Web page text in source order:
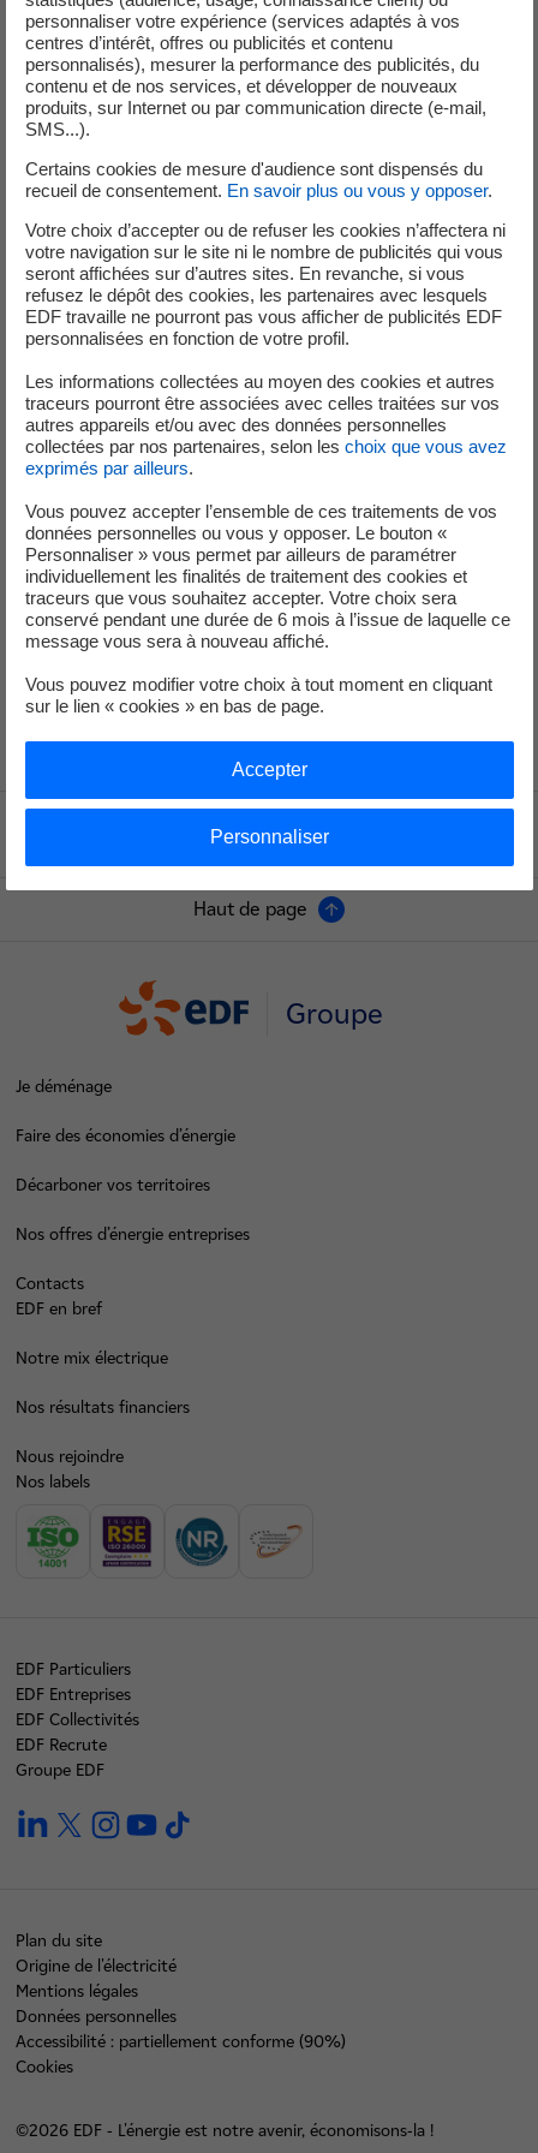
partiellement. L’analyse réalisée à l’issue de ce constat met en
évidence un caractère générique de la réalisation partielle des
contrôles sur ces tuyauteries, applicable à certains réacteurs du
palier 900 MWe du parc nucléaire. Cet évènement a fait l’objet
d’une déclaration auprès de l’autorité de sûreté nucléaire et de
radioprotection le 16 juillet 2024.Par la suite, une instruction
réalisée auprès des réacteurs 900 MWe démontre que l’anomalie
relative à la réalisation partielle des contrôles des tuyauteries
auxiliaires du circuit primaire concerne également les contrôles
réalisés sur trois autres types de tuyauteries (les tuyauteries
principales du circuit primaire, les tuyauteries du circuit
d’alimentation de secours des générateurs de vapeur et les
tuyauteries principales du circuit secondaire), sur une partie des
réacteurs du palier 900 MWe.Ces contrôles seront intégralement
réalisés lors des prochains arrêts pour maintenance de chaque
réacteur concerné.Il n’y a eu aucune conséquence réelle sur la
concernés aptes à assurer leur fonction. Toutefois, cet évènement a
conduit EDF à déclarer à l’autorité de sûreté nucléaire et de
radioprotection, le 17 janvier 2025, un événement significatif pour la
sûreté à caractère générique au niveau 0 de l’échelle INES, qui en
compte 7, pour les réacteurs des centrales nucléaires de Blayais,
Laurent.
Haut de page
Groupe
Je déménage
Faire des économies d’énergie
Décarboner vos territoires
Nos offres d’énergie entreprises
Contacts
EDF en bref
Notre mix électrique
Nos résultats financiers
Nous rejoindre
Nos labels
EDF Particuliers
EDF Entreprises
EDF Collectivités
EDF Recrute
Groupe EDF
linkedintwitterinstagramyoutube
Plan du site
Origine de l'électricité
Mentions légales
Données personnelles
Accessibilité : partiellement conforme (90%)
Cookies
©2026 EDF - L'énergie est notre avenir, économisons-la !
personnaliser votre expérience (services adaptés à vos
centres d’intérêt, offres ou publicités et contenu
personnalisés), mesurer la performance des publicités, du
contenu et de nos services, et développer de nouveaux
produits, sur Internet ou par communication directe (e-mail,
SMS...).
Certains cookies de mesure d'audience sont dispensés du
recueil de consentement. En savoir plus ou vous y opposer.
Votre choix d’accepter ou de refuser les cookies n’affectera ni
votre navigation sur le site ni le nombre de publicités qui vous
seront affichées sur d’autres sites. En revanche, si vous
refusez le dépôt des cookies, les partenaires avec lesquels
EDF travaille ne pourront pas vous afficher de publicités EDF
personnalisées en fonction de votre profil.
Les informations collectées au moyen des cookies et autres
traceurs pourront être associées avec celles traitées sur vos
autres appareils et/ou avec des données personnelles
collectées par nos partenaires, selon les choix que vous avez
exprimés par ailleurs.
Vous pouvez accepter l’ensemble de ces traitements de vos
données personnelles ou vous y opposer. Le bouton «
Personnaliser » vous permet par ailleurs de paramétrer
individuellement les finalités de traitement des cookies et
traceurs que vous souhaitez accepter. Votre choix sera
conservé pendant une durée de 6 mois à l’issue de laquelle ce
message vous sera à nouveau affiché.
Vous pouvez modifier votre choix à tout moment en cliquant
sur le lien « cookies » en bas de page.
Personnaliser
Accepter